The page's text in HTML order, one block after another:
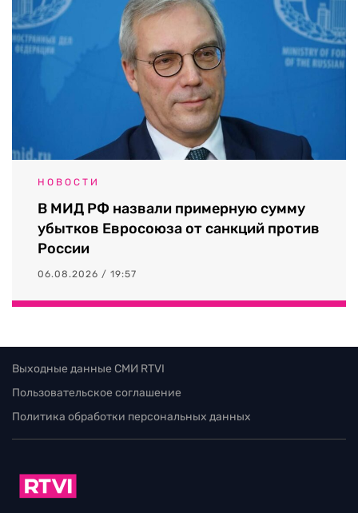
НОВОСТИ
В МИД РФ назвали примерную сумму
убытков Евросоюза от санкций против
России
06.08.2026 / 19:57
Выходные данные СМИ RTVI
Пользовательское соглашение
Политика обработки персональных данных